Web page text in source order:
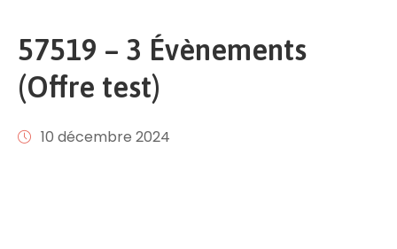
Offres
Publier
57519 – 3 Évènements
(Offre test)
10 décembre 2024